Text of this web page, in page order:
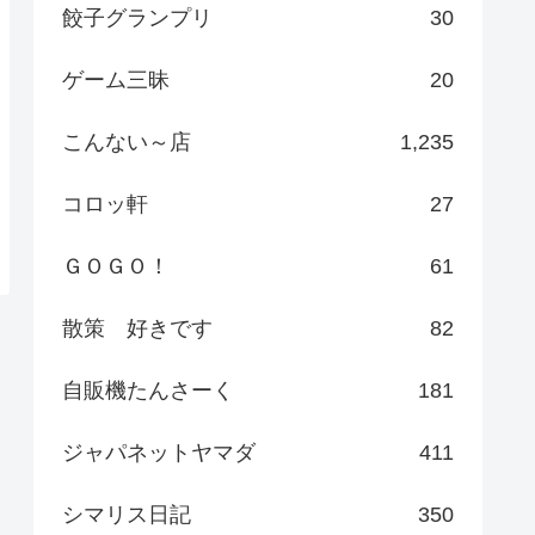
餃子グランプリ 30
ゲーム三昧 20
こんない～店 1,235
コロッ軒 27
ＧＯＧＯ！ 61
散策 好きです 82
自販機たんさーく 181
ジャパネットヤマダ 411
シマリス日記 350